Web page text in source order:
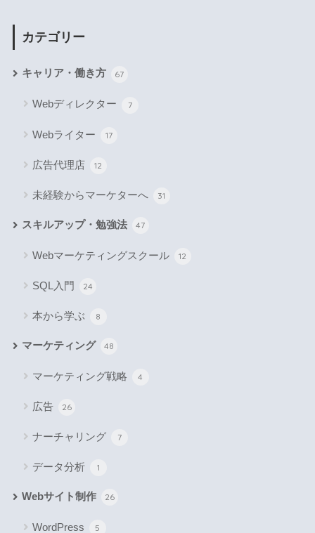
カテゴリー
キャリア・働き方 67
Webディレクター 7
Webライター 17
広告代理店 12
未経験からマーケターへ 31
スキルアップ・勉強法 47
Webマーケティングスクール 12
SQL入門 24
本から学ぶ 8
マーケティング 48
マーケティング戦略 4
広告 26
ナーチャリング 7
データ分析 1
Webサイト制作 26
WordPress 5